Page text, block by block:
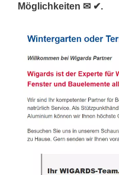
Möglichkeiten ✉ ✔.